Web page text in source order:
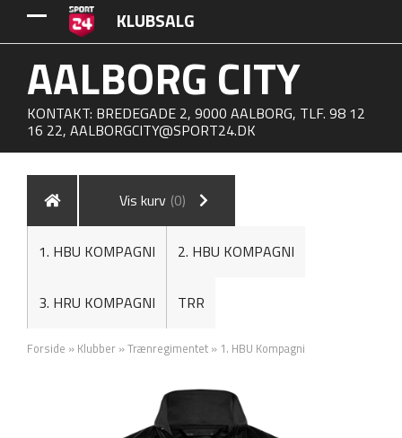
KLUBSALG
AALBORG CITY
KONTAKT: BREDEGADE 2, 9000 AALBORG, TLF. 98 12
16 22, AALBORGCITY@SPORT24.DK
Vis kurv (0)
1. HBU KOMPAGNI 2. HBU KOMPAGNI
3. HRU KOMPAGNI TRR
Forside » Klubber »Trænregimentet » 1. HBU Kompagni